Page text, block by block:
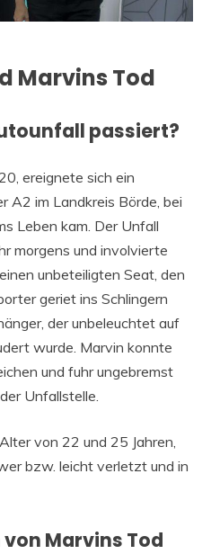
Marvins Tod
passiert?
ereignete sich ein
A2 im Landkreis Börde, bei
Leben kam. Der Unfall
morgens und involvierte
unbeteiligten Seat, den
geriet ins Schlingern
der unbeleuchtet auf
wurde. Marvin konnte
und fuhr ungebremst
Unfallstelle.
von 22 und 25 Jahren,
bzw. leicht verletzt und in
Marvins Tod